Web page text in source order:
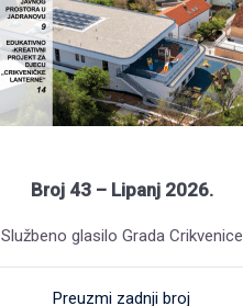
Broj 43 – Lipanj 2026.
Službeno glasilo Grada Crikvenice
Preuzmi zadnji broj